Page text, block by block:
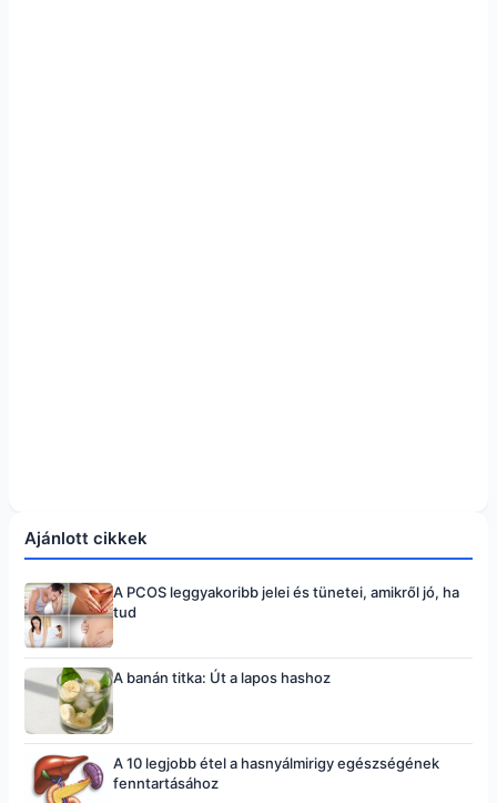
Ajánlott cikkek
A PCOS leggyakoribb jelei és tünetei, amikről jó, ha
tud
A banán titka: Út a lapos hashoz
A 10 legjobb étel a hasnyálmirigy egészségének
fenntartásához